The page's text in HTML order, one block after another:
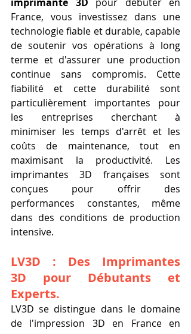
France, vous investissez dans une
technologie fiable et durable, capable
de soutenir vos opérations à long
terme et d'assurer une production
continue sans compromis. Cette
fiabilité et cette durabilité sont
particulièrement importantes pour
les entreprises cherchant à
minimiser les temps d'arrêt et les
coûts de maintenance, tout en
maximisant la productivité. Les
imprimantes 3D françaises sont
conçues pour offrir des
performances constantes, même
dans des conditions de production
intensive.
LV3D : Des Imprimantes
3D pour Débutants et
Experts.
LV3D se distingue dans le domaine
de l'impression 3D en France en